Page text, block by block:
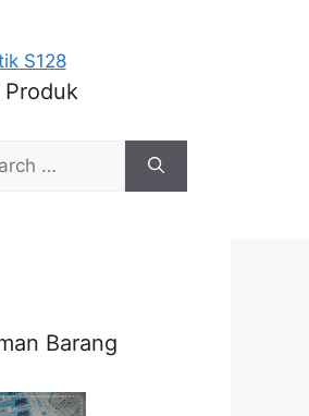
Produk
Barang